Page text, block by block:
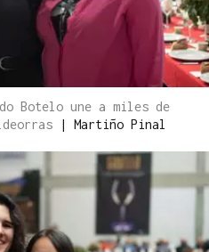
Botelo une a miles de
| Martiño Pinal